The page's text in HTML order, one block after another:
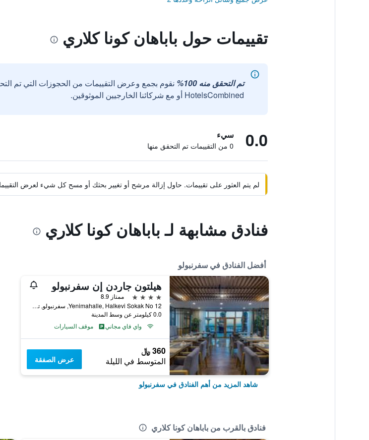
تقييمات حول باباهان كونا كلاري
تم التحقق منه 100%
نقوم بجمع وعرض التقييمات من الحجوزات التي تم
HotelsCombined أو مع شركائنا الخارجيين الموثوقين.
0.0 سيء
0 من التقييمات تم التحقق منها
لم يتم العثور على تقييمات. حاول إزالة مرشح أو تغيير بحثك أو مسح كل شيء لعرض
فنادق مشابهة لـ باباهان كونا كلاري
أفضل الفنادق في سفرنبولو
هيلتون جاردن إن سفرنبولو
4 نجوم
ممتاز 8.9
Yenimahalle, Halkevi Sokak No 12, سفرنبولو, تركيا
0.0 كيلومتر عن وسط المدينة
واي فاي مجاني
موقف السيارات
360 ﷼
المتوسط في الليلة عرض الصفقة
شاهد المزيد من أهم الفنادق في سفرنبولو
فنادق بالقرب من باباهان كونا كلاري